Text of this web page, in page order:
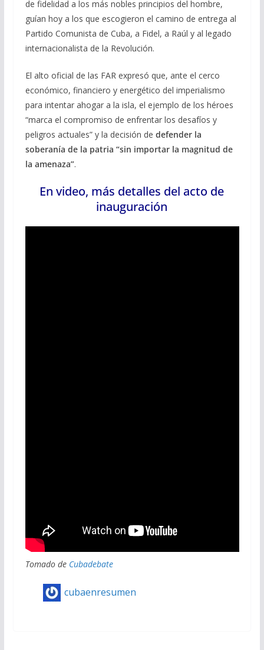
de fidelidad a los más nobles principios del hombre,
guían hoy a los que escogieron el camino de entrega al
Partido Comunista de Cuba, a Fidel, a Raúl y al legado
internacionalista de la Revolución.
El alto oficial de las FAR expresó que, ante el cerco
económico, financiero y energético del imperialismo
para intentar ahogar a la isla, el ejemplo de los héroes
“marca el compromiso de enfrentar los desafíos y
peligros actuales” y la decisión de defender la
soberanía de la patria “sin importar la magnitud de
la amenaza”.
En video, más detalles del acto de
inauguración
Tomado de Cubadebate
cubaenresumen